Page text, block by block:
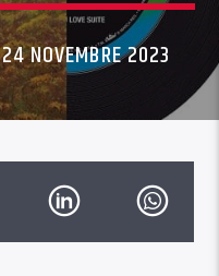
NOVEMBRE 2023